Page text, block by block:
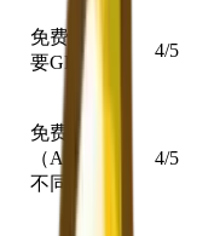
免费（需
要GPU）
4/5
免费开始
（API价格
不同）
4/5